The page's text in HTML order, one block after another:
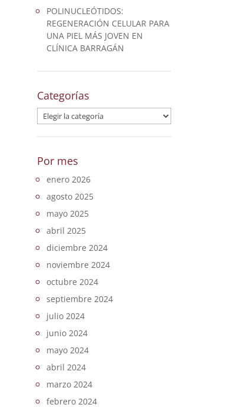
POLINUCLEÓTIDOS:
REGENERACIÓN CELULAR PARA
UNA PIEL MÁS JOVEN EN
CLÍNICA BARRAGÁN
Categorías
Categorías
Por mes
enero 2026
agosto 2025
mayo 2025
abril 2025
diciembre 2024
noviembre 2024
octubre 2024
septiembre 2024
julio 2024
junio 2024
mayo 2024
abril 2024
marzo 2024
febrero 2024